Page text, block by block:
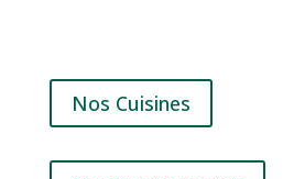
Nos Cuisines